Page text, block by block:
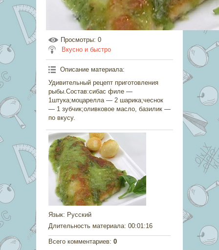
Просмотры: 0
Вкусно и быстро
Описание материала:
Удивительный рецепт приготовления
рыбы.Состав:сибас филе —
1штука;моцарелла — 2 шарика;чеснок
— 1 зубчик;оливковое масло, базилик —
по вкусу.
Язык: Русский
Длительность материала: 00:01:16
Всего комментариев: 0